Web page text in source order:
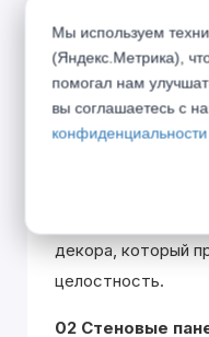
похож на
где только
участников
эстетику.
декора, который
целостность.
02 Стеновые
Мы используем
(Яндекс.Метрика),
помогал нам
вы соглашаетесь с
конфиденциальности